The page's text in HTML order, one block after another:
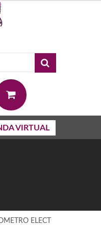
VIRTUAL
ELECT